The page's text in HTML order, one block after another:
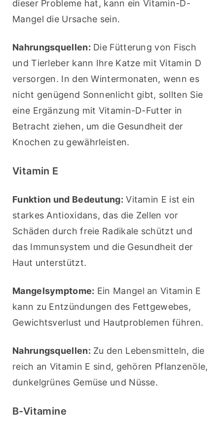
dieser Probleme hat, kann ein Vitamin-D-
Mangel die Ursache sein.
Nahrungsquellen: Die Fütterung von Fisch
und Tierleber kann Ihre Katze mit Vitamin D
versorgen. In den Wintermonaten, wenn es
nicht genügend Sonnenlicht gibt, sollten Sie
eine Ergänzung mit Vitamin-D-Futter in
Betracht ziehen, um die Gesundheit der
Knochen zu gewährleisten.
Vitamin E
Funktion und Bedeutung: Vitamin E ist ein
starkes Antioxidans, das die Zellen vor
Schäden durch freie Radikale schützt und
das Immunsystem und die Gesundheit der
Haut unterstützt.
Mangelsymptome: Ein Mangel an Vitamin E
kann zu Entzündungen des Fettgewebes,
Gewichtsverlust und Hautproblemen führen.
Nahrungsquellen: Zu den Lebensmitteln, die
reich an Vitamin E sind, gehören Pflanzenöle,
dunkelgrünes Gemüse und Nüsse.
B-Vitamine